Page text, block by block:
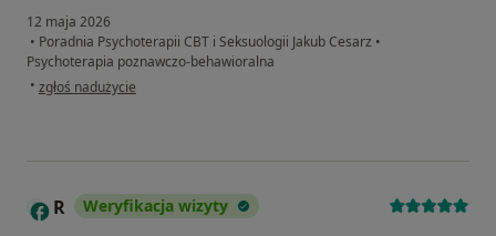
12 maja 2026
• Poradnia Psychoterapii CBT i Seksuologii Jakub Cesarz •
Psychoterapia poznawczo-behawioralna
• w opinii użytkownika KZ
zgłoś nadużycie
R Weryfikacja wizyty